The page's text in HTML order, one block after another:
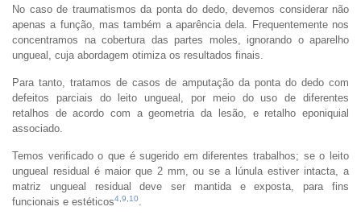
No caso de traumatismos da ponta do dedo, devemos considerar não
apenas a função, mas também a aparência dela. Frequentemente nos
concentramos na cobertura das partes moles, ignorando o aparelho
ungueal, cuja abordagem otimiza os resultados finais.
Para tanto, tratamos de casos de amputação da ponta do dedo com
defeitos parciais do leito ungueal, por meio do uso de diferentes
retalhos de acordo com a geometria da lesão, e retalho eponiquial
associado.
Temos verificado o que é sugerido em diferentes trabalhos; se o leito
ungueal residual é maior que 2 mm, ou se a lúnula estiver intacta, a
matriz ungueal residual deve ser mantida e exposta, para fins
funcionais e estéticos4 9 10